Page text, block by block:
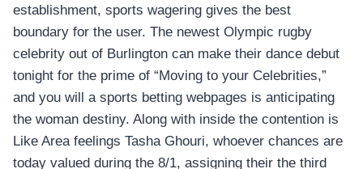
establishment, sports wagering gives the best
boundary for the user. The newest Olympic rugby
celebrity out of Burlington can make their dance debut
tonight for the prime of “Moving to your Celebrities,”
and you will a sports betting webpages is anticipating
the woman destiny. Along with inside the contention is
Like Area feelings Tasha Ghouri, whoever chances are
today valued during the 8/1, assigning their the third